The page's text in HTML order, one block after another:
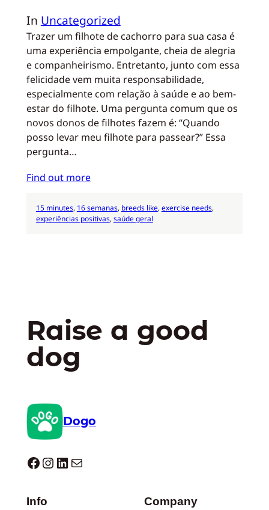
In Uncategorized
Trazer um filhote de cachorro para sua casa é
uma experiência empolgante, cheia de alegria
e companheirismo. Entretanto, junto com essa
felicidade vem muita responsabilidade,
especialmente com relação à saúde e ao bem-
estar do filhote. Uma pergunta comum que os
novos donos de filhotes fazem é: “Quando
posso levar meu filhote para passear?” Essa
pergunta…
Find out more
15 minutes, 16 semanas, breeds like, exercise needs
experiências positivas, saúde geral
Raise a good
dog
Dogo
Dogo facebook InstagramLinkedIn E-mail
Info Company